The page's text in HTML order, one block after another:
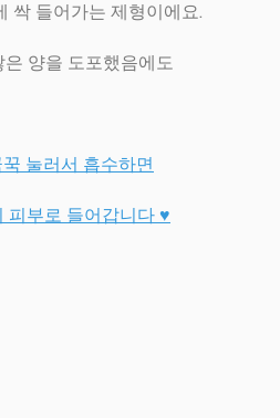
싹 들어가는 제형이에요.
양을 도포했음에도
눌러서 흡수하면
피부로 들어갑니다 ♥